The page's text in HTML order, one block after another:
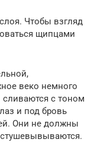
Чтобы взгляд
щипцами
веко немного
сливаются с тоном
и под бровь
Они не должны